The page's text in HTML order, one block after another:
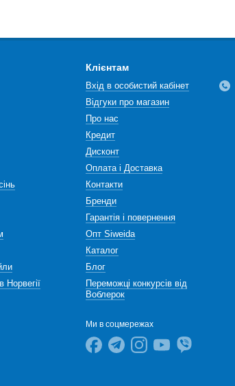
Норвегії
Клієнтам
Вхід в особистий кабінет
Відгуки про магазин
Про нас
Кредит
Дисконт
Оплата і Доставка
Контакти
Бренди
Гарантія і повернення
Опт Siweida
Каталог
Блог
Переможці конкурсів від
Воблерок
Ми в соцмережах